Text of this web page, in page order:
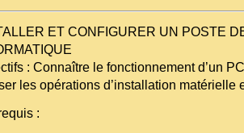
ET CONFIGURER UN POSTE
: Connaître le fonctionnement d’un
les opérations d’installation matérielle
: